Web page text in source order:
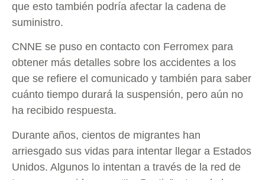
que esto también podría afectar la cadena de
suministro.
CNNE se puso en contacto con Ferromex para
obtener más detalles sobre los accidentes a los
que se refiere el comunicado y también para saber
cuánto tiempo durará la suspensión, pero aún no
ha recibido respuesta.
Durante años, cientos de migrantes han
arriesgado sus vidas para intentar llegar a Estados
Unidos. Algunos lo intentan a través de la red de